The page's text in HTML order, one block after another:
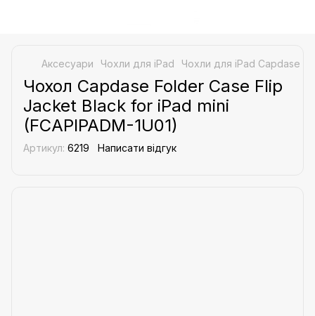
Аксесуари Чохли для iPad Чохли для iPad Capdase
Чохол Capdase Folder Case Flip
Jacket Black for iPad mini
(FCAPIPADM-1U01)
Артикул: 6219 Написати відгук